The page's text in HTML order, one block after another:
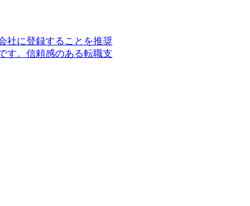
社に登録することを推奨
す。信頼感のある転職支